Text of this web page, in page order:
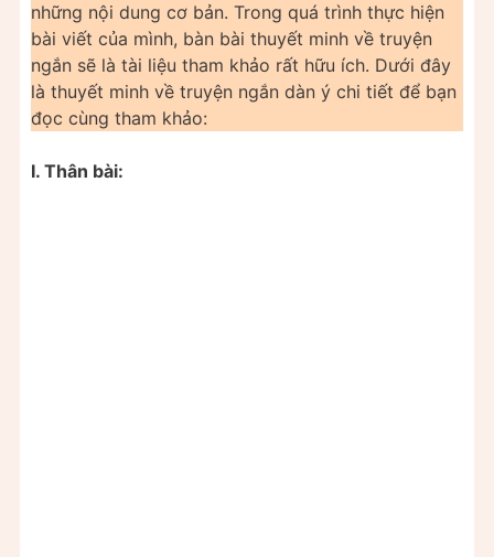
những nội dung cơ bản. Trong quá trình thực hiện
bài viết của mình, bàn bài thuyết minh về truyện
ngắn sẽ là tài liệu tham khảo rất hữu ích. Dưới đây
là thuyết minh về truyện ngắn dàn ý chi tiết để bạn
đọc cùng tham khảo:
I. Thân bài: